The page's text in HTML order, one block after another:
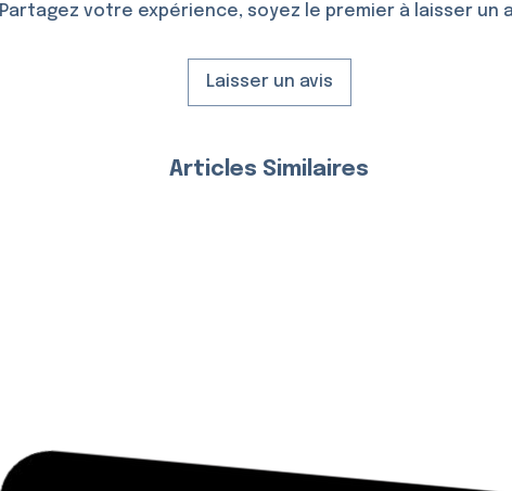
Partagez votre expérience, soyez le premier à laisser un
Laisser un avis
Articles Similaires